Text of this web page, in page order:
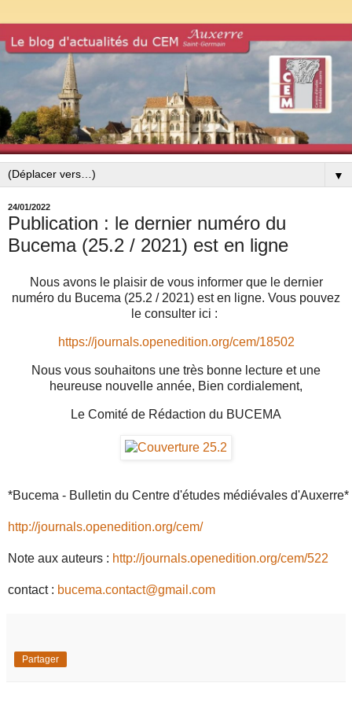
▼
24/01/2022
Publication : le dernier numéro du
Bucema (25.2 / 2021) est en ligne
Nous avons le plaisir de vous informer que le dernier
numéro du Bucema (25.2 / 2021) est en ligne. Vous pouvez
le consulter ici :
https://journals.openedition.org/cem/18502
Nous vous souhaitons une très bonne lecture et une
heureuse nouvelle année, Bien cordialement,
Le Comité de Rédaction du BUCEMA
*Bucema - Bulletin du Centre d'études médiévales d'Auxerre*
http://journals.openedition.org/cem/
Note aux auteurs : http://journals.openedition.org/cem/522
contact : bucema.contact@gmail.com
Partager